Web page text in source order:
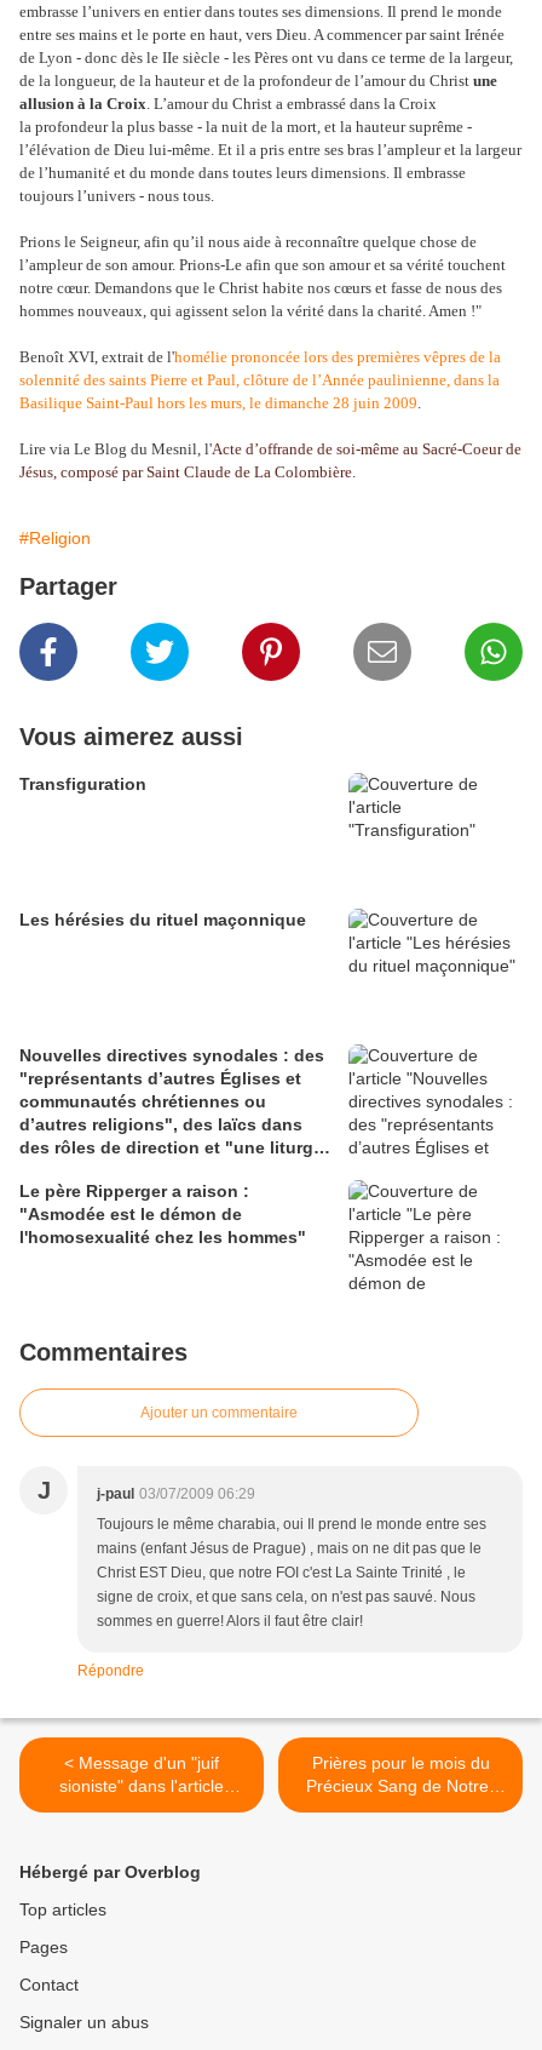
embrasse l’univers en entier dans toutes ses dimensions. Il prend le monde
entre ses mains et le porte en haut, vers Dieu. A commencer par saint Irénée
de Lyon - donc dès le IIe siècle - les Pères ont vu dans ce terme de la largeur,
de la longueur, de la hauteur et de la profondeur de l’amour du Christ une
allusion à la Croix. L’amour du Christ a embrassé dans la Croix
la profondeur la plus basse - la nuit de la mort, et la hauteur suprême -
l’élévation de Dieu lui-même. Et il a pris entre ses bras l’ampleur et la largeur
de l’humanité et du monde dans toutes leurs dimensions. Il embrasse
toujours l’univers - nous tous.
Prions le Seigneur, afin qu’il nous aide à reconnaître quelque chose de
l’ampleur de son amour. Prions-Le afin que son amour et sa vérité touchent
notre cœur. Demandons que le Christ habite nos cœurs et fasse de nous des
hommes nouveaux, qui agissent selon la vérité dans la charité. Amen !"
Benoît XVI, extrait de l'homélie prononcée lors des premières vêpres de la
solennité des saints Pierre et Paul, clôture de l’Année paulinienne, dans la
Basilique Saint-Paul hors les murs, le dimanche 28 juin 2009.
Lire via Le Blog du Mesnil, l'Acte d’offrande de soi-même au Sacré-Coeur de
Jésus, composé par Saint Claude de La Colombière.
#Religion
Partager
Vous aimerez aussi
Transfiguration
Les hérésies du rituel maçonnique
Nouvelles directives synodales : des
"représentants d’autres Églises et
communautés chrétiennes ou
d’autres religions", des laïcs dans
des rôles de direction et "une liturgie
Le père Ripperger a raison :
"Asmodée est le démon de
l'homosexualité chez les hommes"
Commentaires
Ajouter un commentaire
J j-paul 03/07/2009 06:29
Toujours le même charabia, oui Il prend le monde entre ses
mains (enfant Jésus de Prague) , mais on ne dit pas que le
Christ EST Dieu, que notre FOI c'est La Sainte Trinité , le
signe de croix, et que sans cela, on n'est pas sauvé. Nous
sommes en guerre! Alors il faut être clair!
Répondre
< Message d'un "juif
sioniste" dans l'article
consacré à Alain Soral et au
Prières pour le mois du
Précieux Sang de Notre-
Seigneur (juillet). >
Hébergé par Overblog
Top articles
Pages
Contact
Signaler un abus